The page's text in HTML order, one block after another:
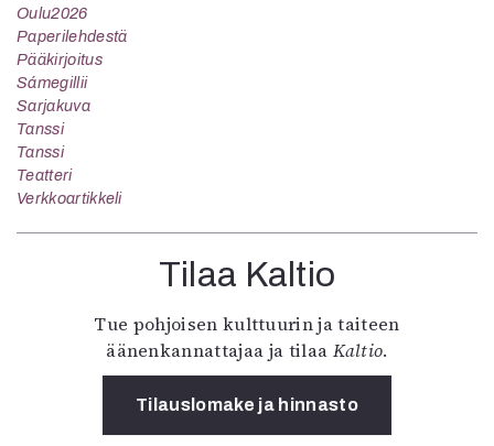
Oulu2026
Paperilehdestä
Pääkirjoitus
Sámegillii
Sarjakuva
Tanssi
Tanssi
Teatteri
Verkkoartikkeli
Tilaa Kaltio
Tue pohjoisen kulttuurin ja taiteen
äänenkannattajaa ja tilaa Kaltio.
Tilauslomake ja hinnasto